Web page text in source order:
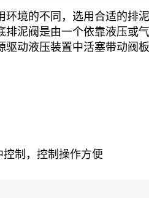
境的不同，选用合适的排
泥阀是由一个依靠液压或
动液压装置中活塞带动阀
制，控制操作方便